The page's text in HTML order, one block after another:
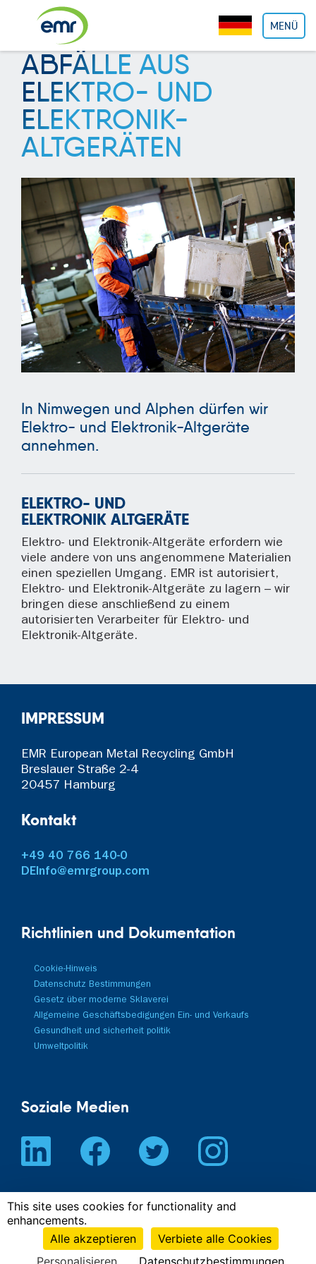
MENÜ
ABFÄLLE AUS
ELEKTRO- UND
ELEKTRONIK-
ALTGERÄTEN
In Nimwegen und Alphen dürfen wir
Elektro- und Elektronik-Altgeräte
annehmen.
ELEKTRO- UND
ELEKTRONIK ALTGERÄTE
Elektro- und Elektronik-Altgeräte erfordern wie
viele andere von uns angenommene Materialien
einen speziellen Umgang. EMR ist autorisiert,
Elektro- und Elektronik-Altgeräte zu lagern – wir
bringen diese anschließend zu einem
autorisierten Verarbeiter für Elektro- und
Elektronik-Altgeräte.
IMPRESSUM
EMR European Metal Recycling GmbH
Breslauer Straße 2-4
20457 Hamburg
Kontakt
+49 40 766 140-0
DEInfo@emrgroup.com
Richtlinien und Dokumentation
Cookie-Hinweis
Datenschutz Bestimmungen
Gesetz über moderne Sklaverei
Allgemeine Geschäftsbedigungen Ein- und Verkaufs
Gesundheit und sicherheit politik
Umweltpolitik
Soziale Medien
RegistergerichtAmtsgericht Hamburg.Registernummer
HRB35223.Steuernummer
Vertretungsberechtigte
Geschäftsführung: Markus Barg, Murat
Bayram,Michel Kroon.
Cookie-Einstellungen
This site uses cookies for functionality and
enhancements.
Alle akzeptieren
Verbiete alle Cookies
Personalisieren
Datenschutzbestimmungen